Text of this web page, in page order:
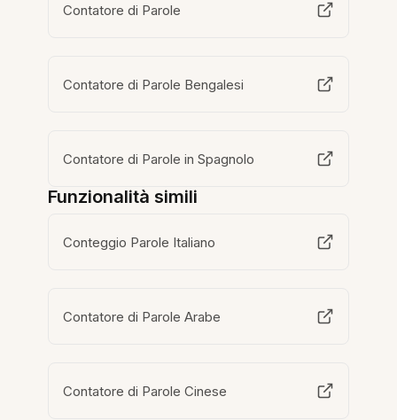
Contatore di Parole
Contatore di Parole Bengalesi
Contatore di Parole in Spagnolo
Funzionalità simili
Conteggio Parole Italiano
Contatore di Parole Arabe
Contatore di Parole Cinese